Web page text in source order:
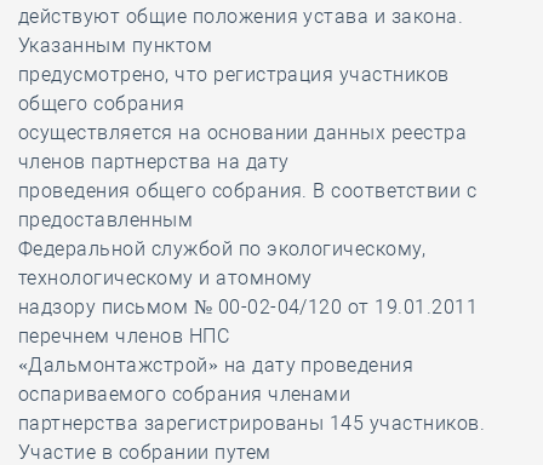
действуют общие положения устава и закона.
Указанным пунктом
предусмотрено, что регистрация участников
общего собрания
осуществляется на основании данных реестра
членов партнерства на дату
проведения общего собрания. В соответствии с
предоставленным
Федеральной службой по экологическому,
технологическому и атомному
надзору письмом № 00-02-04/120 от 19.01.2011
перечнем членов НПС
«Дальмонтажстрой» на дату проведения
оспариваемого собрания членами
партнерства зарегистрированы 145 участников.
Участие в собрании путем